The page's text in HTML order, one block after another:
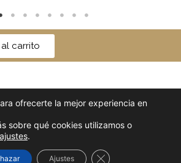
carrito
Política de privacidad
devolución
ofrecerte la mejor experiencia en
sobre qué cookies utilizamos o
ajustes.
Ajustes Cerrar el banner de